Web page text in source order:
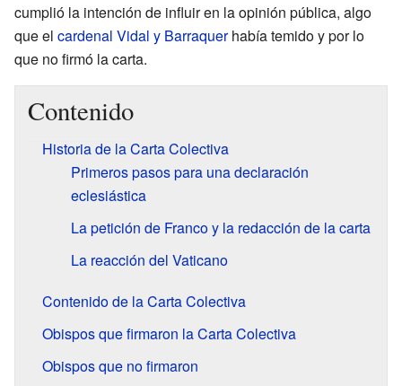
cumplió la intención de influir en la opinión pública, algo
que el cardenal Vidal y Barraquerhabía temido y por lo
que no firmó la carta.
Contenido
Historia de la Carta Colectiva
Primeros pasos para una declaración
eclesiástica
La petición de Franco y la redacción de la carta
La reacción del Vaticano
Contenido de la Carta Colectiva
Obispos que firmaron la Carta Colectiva
Obispos que no firmaron